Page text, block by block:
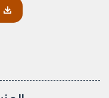
5- السماح لأصحاب